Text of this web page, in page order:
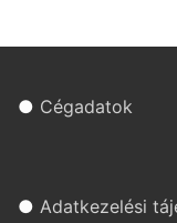
● Cégadatok
● Adatkezelési